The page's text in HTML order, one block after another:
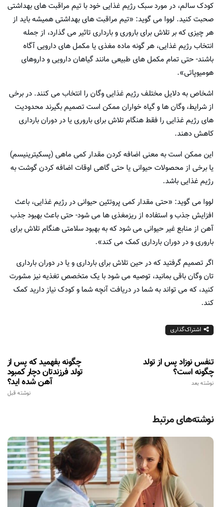
کودک سالم، در مورد سبک رژیم غذایی خود با تیم مراقبت های بهداشتی
صحبت کنید. لووا می گوید: «تیم مراقبت های بهداشتی همیشه باید از
هر چیزی که بر تلاش برای باروری و بارداری تاثیر می گذارد، از جمله
انتخاب رژیم غذایی، هر گونه ماده مغذی یا مکمل های دارویی آگاه
باشند- حتی تمام مکمل های طبیعی مانند گیاهان دارویی و داروهای
هومیوپاتی».
اشخاص به دلایل مختلف رژیم غذایی وگان را انتخاب می کنند. در برخی
از شرایط، وگان ها و گیاه خواران ممکن است تصمیم بگیرند محدودیت
های رژیم غذایی را فقط هنگام تلاش برای باروری یا در دوران بارداری
کاهش دهند.
این ممکن است به معنی اضافه کردن مقدار کمی ماهی (پسکیترینیسم)
یا برخی از محصولات حیوانی یا حتی گاهی اوقات اضافه کردن گوشت به
رژیم غذایی باشد.
لووا می گوید: «حتی مقدار کمی پروتئین حیوانی در رژیم غذایی، باعث
افزایش جذب و استفاده از ریزمغذی ها می شود- حتی باعث بهبود جذب
آهن از منابع غیر حیوانی می شود که به بهبود سلامتی هنگام تلاش برای
باروری و در دوران بارداری کمک می کند».
اگر تصمیم گرفتید که در حین تلاش برای بارداری و یا در دوران بارداری
تان وگان باقی بمانید، توصیه می شود با یک متخصص تغذیه نیز مشورت
کنید، که می تواند به شما در دریافت آنچه شما و کودک نیاز دارید کمک
کند.
اشتراک‌گذاری
چگونه بفهمید که پس از
تولد فرزندتان دچار کمبود
آهن شده اید؟
نوشته قبل
تنفس نوزاد پس از تولد
چگونه است؟
نوشته بعد
نوشته‌های مرتبط